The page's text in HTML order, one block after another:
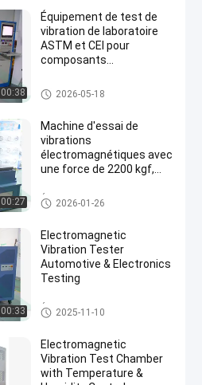
00:38
Équipement de test de
vibration de laboratoire
ASTM et CEI pour
composants
système d'essai de vibration
2026-05-18
00:27
Machine d'essai de
vibrations
électromagnétiques avec
une force de 2200 kgf,
de 1 à 3000 Hz et un
déplacement maximal de
des batteries de
véhicules électriques
Équipement d'essai de véhicul
e électrique
2026-01-26
00:33
Electromagnetic
Vibration Tester
Automotive & Electronics
Testing
Équipement d'essai de véhicul
e électrique
2025-11-10
Electromagnetic
Vibration Test Chamber
with Temperature &